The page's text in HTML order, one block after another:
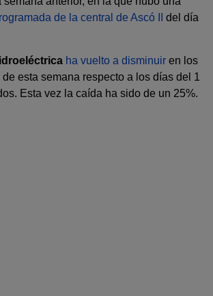
de la central de Ascó II
del día
ha vuelto a disminuir en los
esta semana respecto a los días del 1
Esta vez la caída ha sido de un 25%.